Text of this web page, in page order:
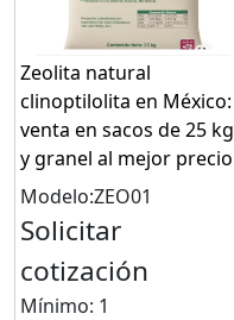
Zeolita natural
clinoptilolita en México:
venta en sacos de 25 kg
y granel al mejor precio
Modelo:ZEO01
Solicitar
cotización
Mínimo: 1